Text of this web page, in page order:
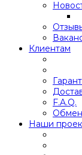
Клиентам
F.A.Q.
Обмен
Наши